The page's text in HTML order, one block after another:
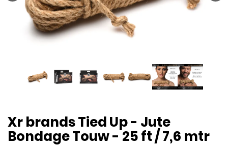
Xr brands Tied Up - Jute
Bondage Touw - 25 ft / 7,6 mtr